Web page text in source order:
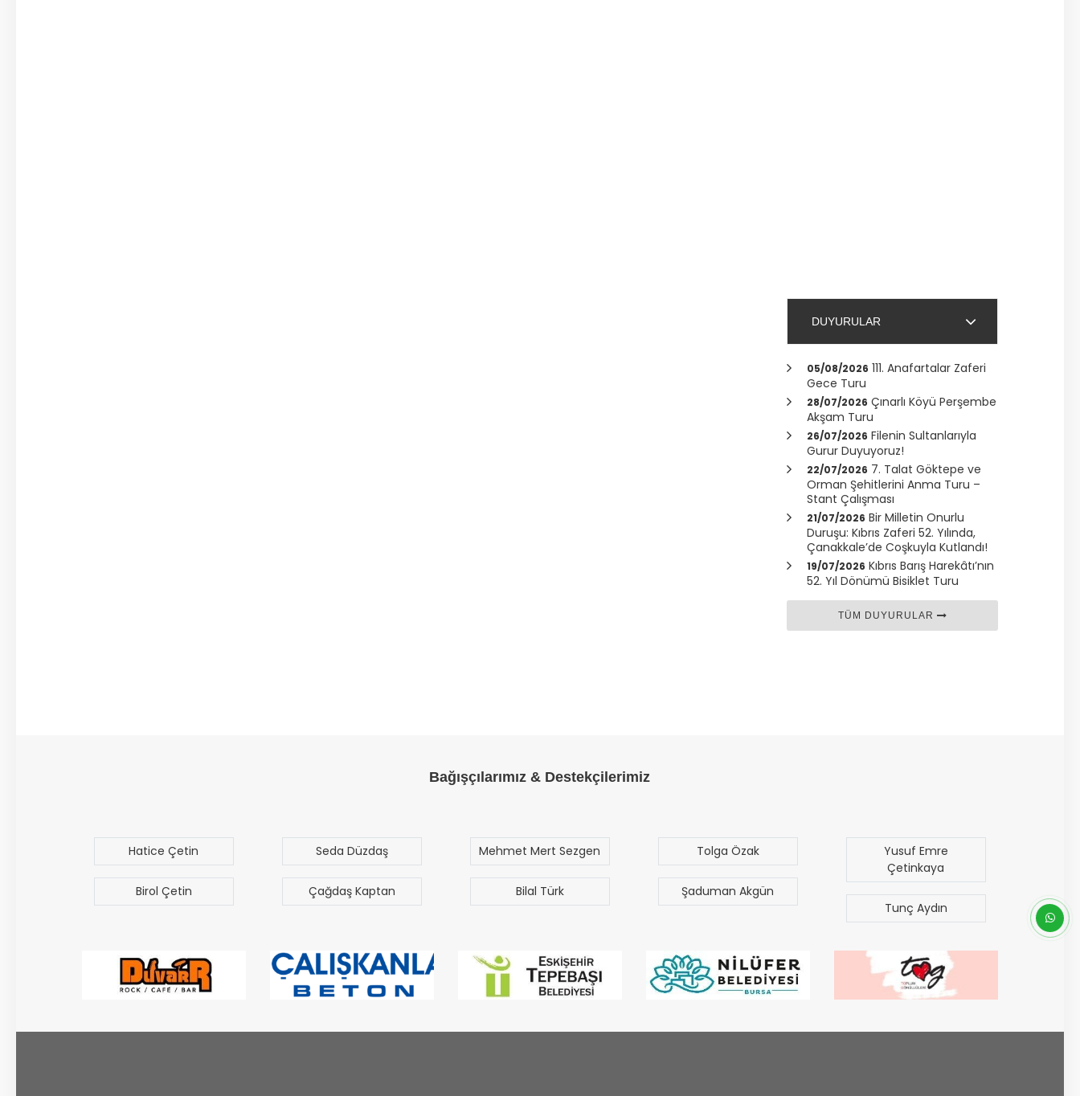
DUYURULAR
05/08/2026 111. Anafartalar Zaferi
Gece Turu
28/07/2026 Çınarlı Köyü Perşembe
Akşam Turu
26/07/2026 Filenin Sultanlarıyla
Gurur Duyuyoruz!
22/07/2026 7. Talat Göktepe ve
Orman Şehitlerini Anma Turu –
Stant Çalışması
21/07/2026 Bir Milletin Onurlu
Duruşu: Kıbrıs Zaferi 52. Yılında,
Çanakkale’de Coşkuyla Kutlandı!
19/07/2026 Kıbrıs Barış Harekâtı’nın
52. Yıl Dönümü Bisiklet Turu
TÜM DUYURULAR
Bağışçılarımız & Destekçilerimiz
Hatice Çetin
Birol Çetin
Seda Düzdaş
Çağdaş Kaptan
Mehmet Mert Sezgen
Bilal Türk
Tolga Özak
Şaduman Akgün
Yusuf Emre
Çetinkaya
Tunç Aydın